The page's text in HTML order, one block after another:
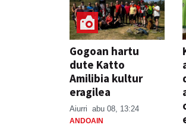
Gogoan hartu
dute Katto
Amilibia kultur
eragilea
Aiurri abu 08, 13:24
ANDOAIN